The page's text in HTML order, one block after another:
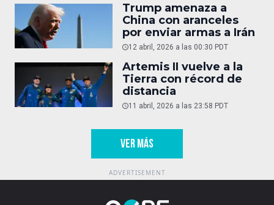
Trump amenaza a
China con aranceles
por enviar armas a Irán
12 abril, 2026 a las 00:30 PDT
Artemis II vuelve a la
Tierra con récord de
distancia
11 abril, 2026 a las 23:58 PDT
VER MÁS